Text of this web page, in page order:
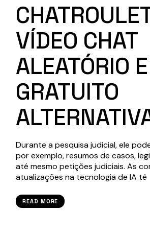
VÍDEO CHAT
ALEATÓRIO E
GRATUITO
Durante a pesquisa judicial, ele
por exemplo, resumos de casos,
até mesmo petições judiciais. As
atualizações na tecnologia de IA tê
READ MORE